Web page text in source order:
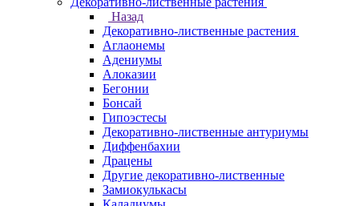
Назад
Декоративно-лиственные растения
Аглаонемы
Адениумы
Алоказии
Бегонии
Бонсай
Гипоэстесы
Декоративно-лиственные антуриумы
Диффенбахии
Драцены
Другие декоративно-лиственные
Замиокулькасы